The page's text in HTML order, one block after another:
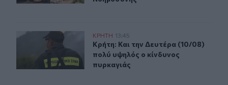
Κρήτη: Και την Δευτέρα (10/08) πολύ υψηλός ο
ΚΡΗΤΗ 13:45
Κρήτη: Και την Δευτέρα (10/08)
Κρήτη: Και την Δευτέρα (10/08)
πολύ υψηλός ο κίνδυνος
πυρκαγιάς